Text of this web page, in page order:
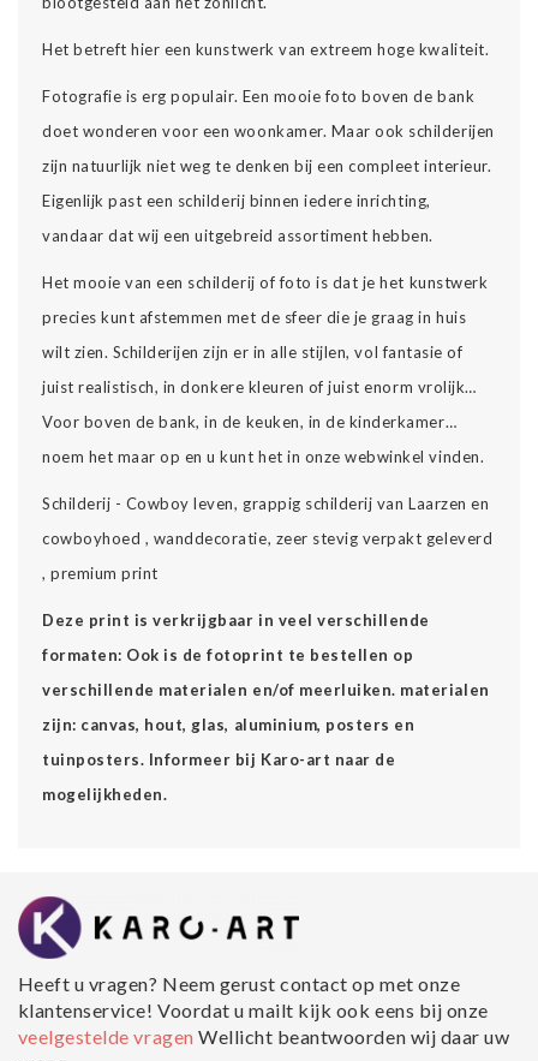
Het betreft hier een kunstwerk van extreem hoge kwaliteit.
Fotografie is erg populair. Een mooie foto boven de bank
doet wonderen voor een woonkamer. Maar ook schilderijen
zijn natuurlijk niet weg te denken bij een compleet interieur.
Eigenlijk past een schilderij binnen iedere inrichting,
vandaar dat wij een uitgebreid assortiment hebben.
Het mooie van een schilderij of foto is dat je het kunstwerk
precies kunt afstemmen met de sfeer die je graag in huis
wilt zien. Schilderijen zijn er in alle stijlen, vol fantasie of
juist realistisch, in donkere kleuren of juist enorm vrolijk…
Voor boven de bank, in de keuken, in de kinderkamer…
noem het maar op en u kunt het in onze webwinkel vinden.
Schilderij - Cowboy leven, grappig schilderij van Laarzen en
cowboyhoed , wanddecoratie, zeer stevig verpakt geleverd
, premium print
Deze print is verkrijgbaar in veel verschillende
formaten: Ook is de fotoprint te bestellen op
verschillende materialen en/of meerluiken. materialen
zijn: canvas, hout, glas, aluminium, posters en
tuinposters. Informeer bij Karo-art naar de
mogelijkheden.
Heeft u vragen? Neem gerust contact op met onze
klantenservice! Voordat u mailt kijk ook eens bij onze
veelgestelde vragenWellicht beantwoorden wij daar uw